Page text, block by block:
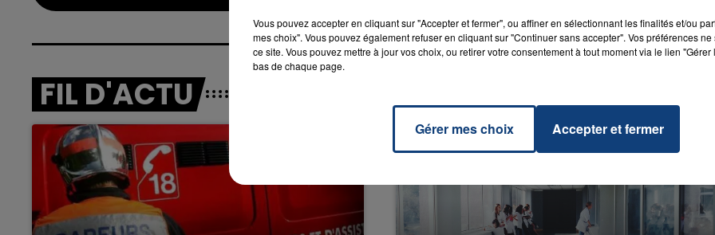
FIL D'ACTU
Vous pouvez accepter en cliquant sur "Accepter et fermer", ou affiner en sélectionnant les finalités et/ou
mes choix". Vous pouvez également refuser en cliquant sur "Continuer sans accepter". Vos préférences
ce site. Vous pouvez mettre à jour vos choix, ou retirer votre consentement à tout moment via le lien
bas de chaque page.
Gérer mes choix Accepter et fermer